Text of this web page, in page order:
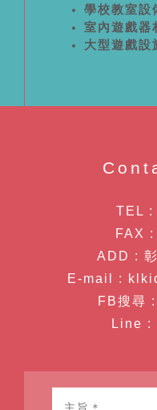
學校教室設
室內遊戲器
大型遊戲設
TEL :
FAX :
ADD :
E-mail :
FB搜尋 :
Line :